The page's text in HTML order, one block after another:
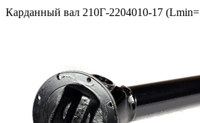
Карданный вал 210Г-2204010-17